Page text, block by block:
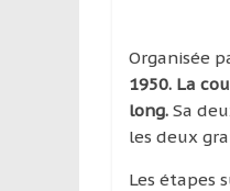
Organisée
1950. La
long. Sa
les deux
Les étapes